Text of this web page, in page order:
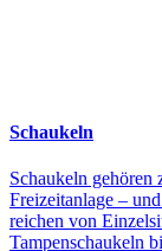
Schaukeln
Schaukeln gehören
Freizeitanlage –
reichen von
Tampenschaukeln